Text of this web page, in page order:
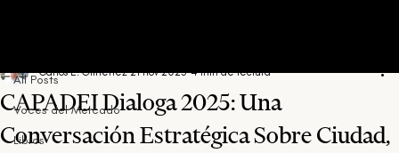
All Posts
Voces del Mercado
Libros
CAPADEI Dialoga 2025: Una
Conversación Estratégica Sobre Ciudad,
Carlos E. Gimenez 21 nov 2025 4 min de lectura